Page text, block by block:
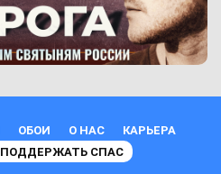
ОБОИ О НАС
КАРЬЕРА
ПОДДЕРЖАТЬ СПАС